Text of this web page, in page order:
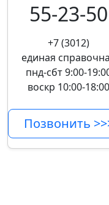
55-23-50
+7 (3012)
единая
пнд-сбт 9:00-
воскр 10:00-18:00
Позвонить